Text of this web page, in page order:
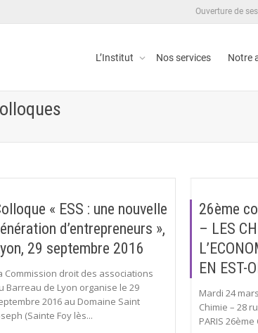
Ouverture de
L’Institut Nos services Notre
« ESS : une nouvelle
d’entrepreneurs »,
29 septembre 2016
Commission droit des associations
Barreau de Lyon organise le 29
2016 au Domaine Saint
(Sainte Foy lès...
26ème
– LES
EN EST-
Mardi 24
Chimie – 28
PARIS 26ème